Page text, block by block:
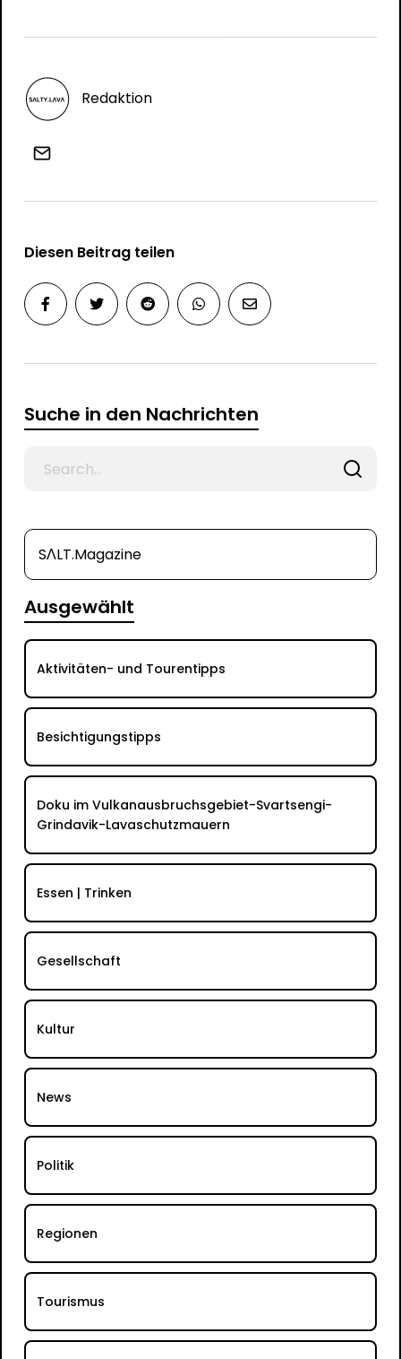
Redaktion
Diesen Beitrag teilen
Suche in den Nachrichten
SΛLT.Magazine
Ausgewählt
Aktivitäten- und Tourentipps
Besichtigungstipps
Doku im Vulkanausbruchsgebiet-Svartsengi-
Grindavik-Lavaschutzmauern
Essen | Trinken
Gesellschaft
Kultur
News
Politik
Regionen
Tourismus